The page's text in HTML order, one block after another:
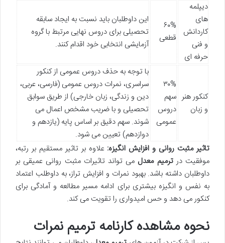
دیپلمه
های
کاردانش
و فنی
حرفه ای
۶۰%
قطعی
این داوطلبان باید نسبت به ایجاد سابقه
تحصیلی برای دروس نهایی مرتبط با گروه
آزمایشی انتخابی خود اقدام کنند.
کنکور هنر
و زبان
۳۰%
سهم
دروس
عمومی
با توجه به حذف دروس عمومی از کنکور
سراسری، نمرات دروس عمومی (فارسی، عربی،
دین و زندگی، زبان خارجی) از طریق سوابق
تحصیلی و با ضریب مشخص اعمال می
شوند. سهم دقیق بر اساس پایه (یازدهم و
دوازدهم) تعیین می شود.
تاثیر مثبت روانی و افزایش انگیزه: علاوه بر تاثیر مستقیم بر رتبه،
موفقیت درترمیم معدل می تواند تاثیرات مثبت روانی عمیقی بر
داوطلبان داشته باشد. بهبود نمرات و افزایش تراز، به داوطلب اعتماد
به نفس و انگیزه بیشتری برای ادامه مسیر مطالعه و آمادگی برای
کنکور می دهد و حس امیدواری را تقویت می کند.
نحوه مشاهده کارنامه ترمیم نمرات